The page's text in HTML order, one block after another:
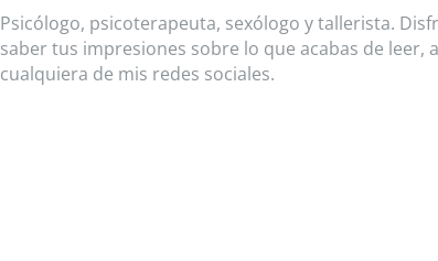
Psicólogo, psicoterapeuta, sexólogo y tallerista.
saber tus impresiones sobre lo que acabas de
cualquiera de mis redes sociales.